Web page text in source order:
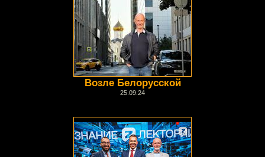
Возле Белорусской
25.09.24